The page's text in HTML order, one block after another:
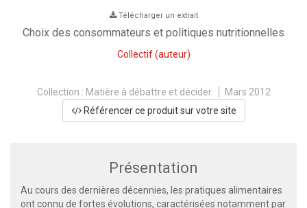
Télécharger un extrait
Choix des consommateurs et politiques nutritionnelles
Collectif(auteur)
Collection : Matière à débattre et décider
Mars 2012
Référencer ce produit sur votre site
Présentation
Au cours des dernières décennies, les pratiques alimentaires
ont connu de fortes évolutions, caractérisées notamment par